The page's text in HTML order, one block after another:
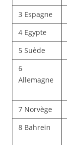
3 Espagne
4 Egypte
5 Suède
6
Allemagne
7 Norvège
8 Bahrein